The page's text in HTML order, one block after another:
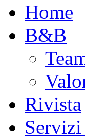
Home
B&B
Rivista
Servizi